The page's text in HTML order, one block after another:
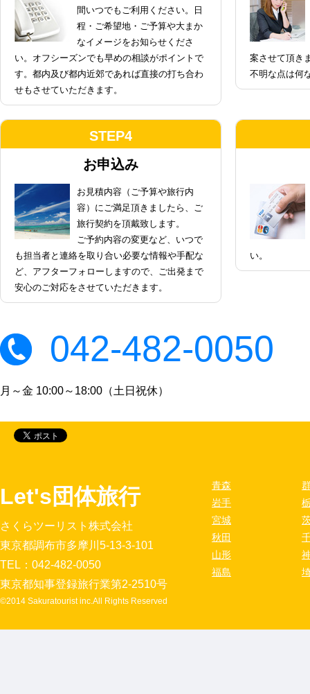
間いつでもご利用ください。日
程・ご希望地・ご予算や大まか
なイメージをお知らせくださ
い。オフシーズンでも早めの相談がポイントで
す。都内及び都内近郊であれば直接の打ち合わ
せもさせていただきます。
案させて頂き
不明な点は何
STEP4
お申込み
お見積内容（ご予算や旅行内
容）にご満足頂きましたら、ご
旅行契約を頂戴致します。
ご予約内容の変更など、いつで
も担当者と連絡を取り合い必要な情報や手配な
ど、アフターフォローしますので、ご出発まで
安心のご対応をさせていただきます。
い。
042-482-0050
月～金 10:00～18:00（土日祝休）
Let's団体旅行
さくらツーリスト株式会社
東京都調布市多摩川5-13-3-101
TEL：042-482-0050
東京都知事登録旅行業第2-2510号
©2014 Sakuratourist inc.All Rights Reserved
青森
岩手
宮城
秋田
山形
福島